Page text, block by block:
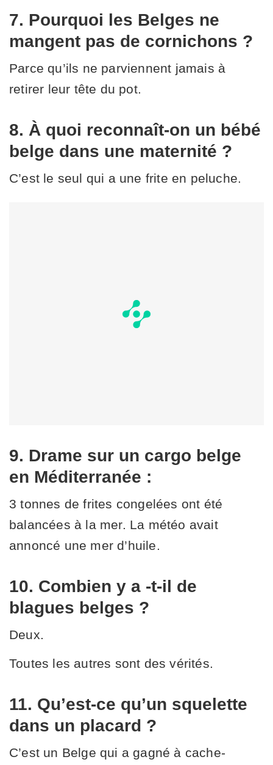
7. Pourquoi les Belges ne
mangent pas de cornichons ?
Parce qu’ils ne parviennent jamais à
retirer leur tête du pot.
8. À quoi reconnaît-on un bébé
belge dans une maternité ?
C’est le seul qui a une frite en peluche.
9. Drame sur un cargo belge
en Méditerranée :
3 tonnes de frites congelées ont été
balancées à la mer. La météo avait
annoncé une mer d’huile.
10. Combien y a -t-il de
blagues belges ?
Deux.
Toutes les autres sont des vérités.
11. Qu’est-ce qu’un squelette
dans un placard ?
C’est un Belge qui a gagné à cache-